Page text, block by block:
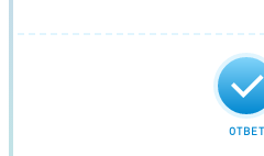
ОТВЕТ